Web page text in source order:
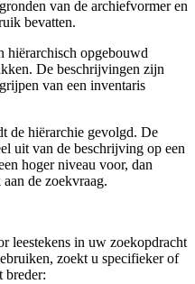
van de archiefvormer en
bevatten.
hiërarchisch opgebouwd
De beschrijvingen zijn
van een inventaris
de hiërarchie gevolgd. De
uit van de beschrijving op een
hoger niveau voor, dan
de zoekvraag.
leestekens in uw zoekopdracht
zoekt u specifieker of
breder: